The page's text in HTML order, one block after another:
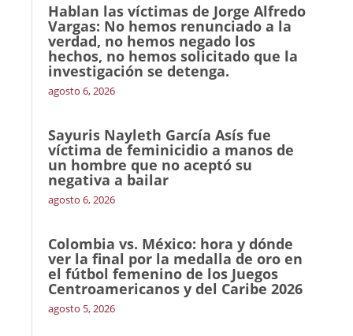
Hablan las víctimas de Jorge Alfredo
Vargas: No hemos renunciado a la
verdad, no hemos negado los
hechos, no hemos solicitado que la
investigación se detenga.
agosto 6, 2026
Sayuris Nayleth García Asís fue
víctima de feminicidio a manos de
un hombre que no aceptó su
negativa a bailar
agosto 6, 2026
Colombia vs. México: hora y dónde
ver la final por la medalla de oro en
el fútbol femenino de los Juegos
Centroamericanos y del Caribe 2026
agosto 5, 2026